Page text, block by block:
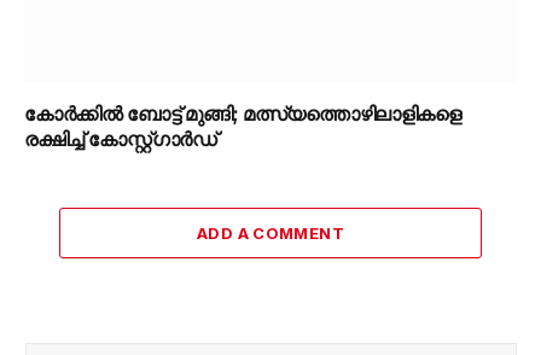
കോർക്കിൽ ബോട്ട് മുങ്ങി; മത്സ്യത്തൊഴിലാളികളെ
രക്ഷിച്ച് കോസ്റ്റ്ഗാർഡ്
ADD A COMMENT